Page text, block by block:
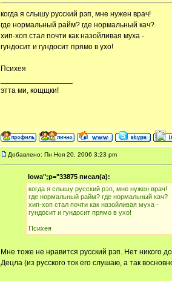
когда я слышу русский рэп, мне нужен врач!
где нормальный райм? где нормальный кач?
хип-хоп стал почти как назойливая муха -
гундосит и гундосит прямо в ухо!
Психея
этта ми, кощщки!
Добавлено: Пн Ноя 20, 2006 3:23 pm
Iowa";p="33875 писал(а):
когда я слышу русский рэп, мне нужен врач!
где нормальный райм? где нормальный кач?
хип-хоп стал почти как назойливая муха -
гундосит и гундосит прямо в ухо!
Психея
Мне тоже не нравится русский рэп. Нет никого
Децла (из русского ток его слушаю, а так